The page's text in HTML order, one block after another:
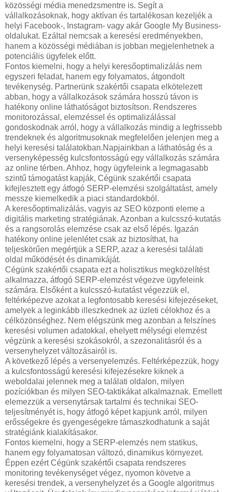
közösségi média menedzsmentre is. Segít a
vállalkozásoknak, hogy aktívan és tartalékosan kezeljék a
helyi Facebook-, Instagram- vagy akár Google My Business-
oldalukat. Ezáltal nemcsak a keresési eredményekben,
hanem a közösségi médiában is jobban megjelenhetnek a
potenciális ügyfelek előtt.
Fontos kiemelni, hogy a helyi keresőoptimalizálás nem
egyszeri feladat, hanem egy folyamatos, átgondolt
tevékenység. Partnerünk szakértői csapata elkötelezett
abban, hogy a vállalkozások számára hosszú távon is
hatékony online láthatóságot biztosítson. Rendszeres
monitorozással, elemzéssel és optimalizálással
gondoskodnak arról, hogy a vállalkozás mindig a legfrissebb
trendeknek és algoritmusoknak megfelelően jelenjen meg a
helyi keresési találatokban.Napjainkban a láthatóság és a
versenyképesség kulcsfontosságú egy vállalkozás számára
az online térben. Ahhoz, hogy ügyfeleink a legmagasabb
szintű támogatást kapják, Cégünk szakértői csapata
kifejlesztett egy átfogó SERP-elemzési szolgáltatást, amely
messze kiemelkedik a piaci standardokból.
A keresőoptimalizálás, vagyis az SEO központi eleme a
digitális marketing stratégiának. Azonban a kulcsszó-kutatás
és a rangsorolás elemzése csak az első lépés. Igazán
hatékony online jelenlétet csak az biztosíthat, ha
teljeskörűen megértjük a SERP, azaz a keresési találati
oldal működését és dinamikáját.
Cégünk szakértői csapata ezt a holisztikus megközelítést
alkalmazza, átfogó SERP-elemzést végezve ügyfeleink
számára. Elsőként a kulcsszó-kutatást végezzük el,
feltérképezve azokat a legfontosabb keresési kifejezéseket,
amelyek a leginkább illeszkednek az üzleti célokhoz és a
célközönséghez. Nem elégszünk meg azonban a felszínes
keresési volumen adatokkal, ehelyett mélységi elemzést
végzünk a keresési szokásokról, a szezonalitásról és a
versenyhelyzet változásairól is.
A következő lépés a versenyelemzés. Feltérképezzük, hogy
a kulcsfontosságú keresési kifejezésekre kiknek a
weboldalai jelennek meg a találati oldalon, milyen
pozíciókban és milyen SEO-taktikákat alkalmaznak. Emellett
elemezzük a versenytársak tartalmi és technikai SEO-
teljesítményét is, hogy átfogó képet kapjunk arról, milyen
erősségekre és gyengeségekre támaszkodhatunk a saját
stratégiánk kialakításakor.
Fontos kiemelni, hogy a SERP-elemzés nem statikus,
hanem egy folyamatosan változó, dinamikus környezet.
Éppen ezért Cégünk szakértői csapata rendszeres
monitoring tevékenységet végez, nyomon követve a
keresési trendek, a versenyhelyzet és a Google algoritmus